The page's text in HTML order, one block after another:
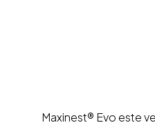
Maxinest® Evo este